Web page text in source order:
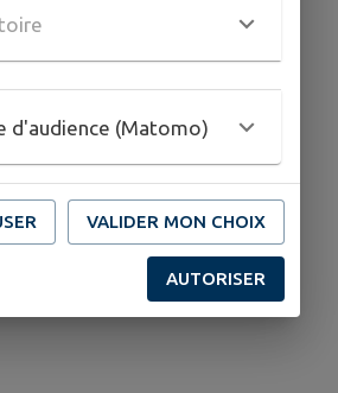
burger
d'audience (Matomo)
VALIDER MON CHOIX
AUTORISER